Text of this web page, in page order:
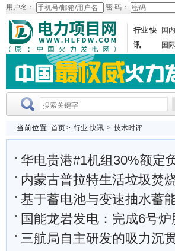
用户名： 密 码：
行业 快
讯
国
国
当前位置: 首页> 行业 快讯 > 技术时评
华电贵港#1机组30%额定
内蒙古普拉特生活垃圾焚烧发电
基于蓄电池与变速抽水蓄能混
国能龙岩发电：完成6号
三航局自主研发的吸力沉贯设